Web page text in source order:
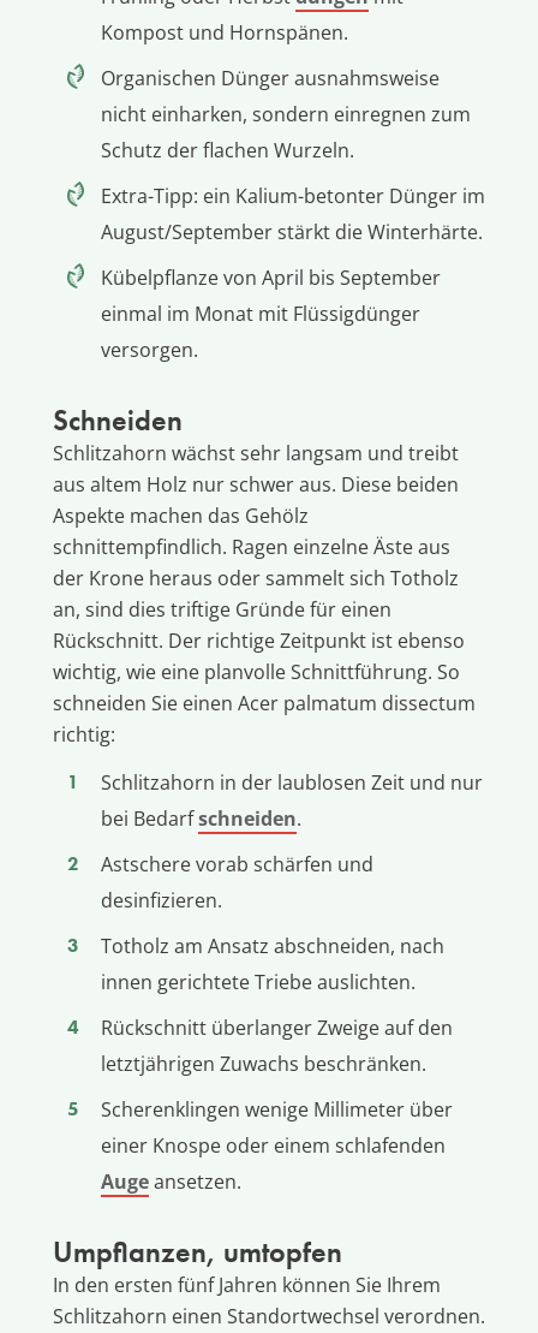
Kompost und Hornspänen.
Organischen Dünger ausnahmsweise
nicht einharken, sondern einregnen zum
Schutz der flachen Wurzeln.
Extra-Tipp: ein Kalium-betonter Dünger im
August/September stärkt die Winterhärte.
Kübelpflanze von April bis September
einmal im Monat mit Flüssigdünger
versorgen.
Schneiden
Schlitzahorn wächst sehr langsam und treibt
aus altem Holz nur schwer aus. Diese beiden
Aspekte machen das Gehölz
schnittempfindlich. Ragen einzelne Äste aus
der Krone heraus oder sammelt sich Totholz
an, sind dies triftige Gründe für einen
Rückschnitt. Der richtige Zeitpunkt ist ebenso
wichtig, wie eine planvolle Schnittführung. So
schneiden Sie einen Acer palmatum dissectum
richtig:
Schlitzahorn in der laublosen Zeit und nur
bei Bedarfschneiden.
Astschere vorab schärfen und
desinfizieren.
Totholz am Ansatz abschneiden, nach
innen gerichtete Triebe auslichten.
Rückschnitt überlanger Zweige auf den
letztjährigen Zuwachs beschränken.
Scherenklingen wenige Millimeter über
einer Knospe oder einem schlafenden
Augeansetzen.
Umpflanzen, umtopfen
In den ersten fünf Jahren können Sie Ihrem
Schlitzahorn einen Standortwechsel verordnen.